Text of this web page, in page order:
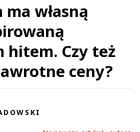
własną
hitem. Czy też
ceny?